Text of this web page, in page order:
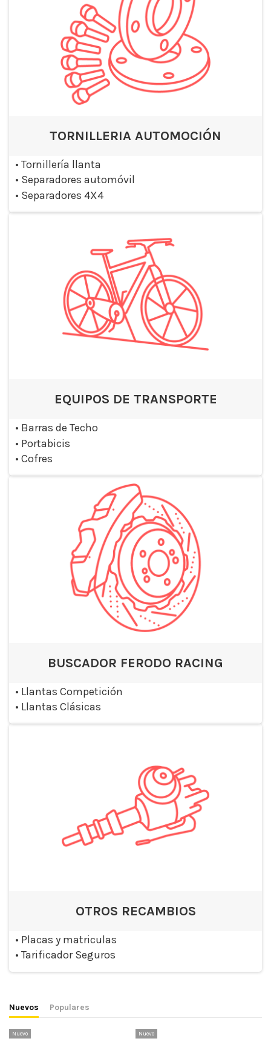
TORNILLERIA AUTOMOCIÓN
• Tornillería llanta
• Separadores automóvil
• Separadores 4X4
EQUIPOS DE TRANSPORTE
• Barras de Techo
• Portabicis
• Cofres
BUSCADOR FERODO RACING
• Llantas Competición
• Llantas Clásicas
OTROS RECAMBIOS
• Placas y matriculas
• Tarificador Seguros
Nuevos Populares
Nuevo Nuevo